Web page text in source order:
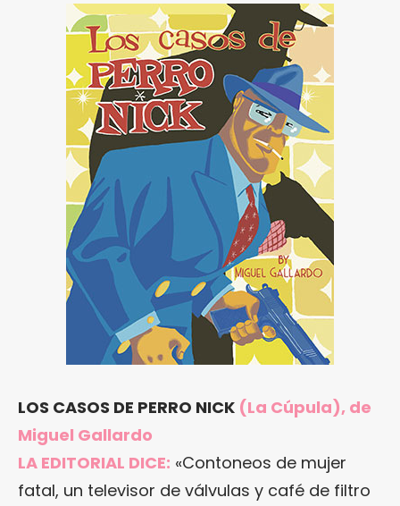
LOS CASOS DE PERRO NICK (La Cúpula), de
Miguel Gallardo
LA EDITORIAL DICE: «Contoneos de mujer
fatal, un televisor de válvulas y café de filtro